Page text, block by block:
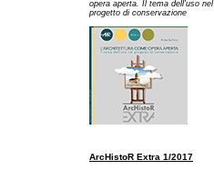
opera aperta. Il tema dell'uso nel
progetto di conservazione
ArcHistoR Extra 1/2017